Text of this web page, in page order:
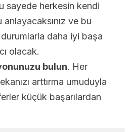
sayede herkesin kendi
ve bu
daha iyi başa
olacak.
bulun. Her
arttırma umuduyla
küçük başarılardan